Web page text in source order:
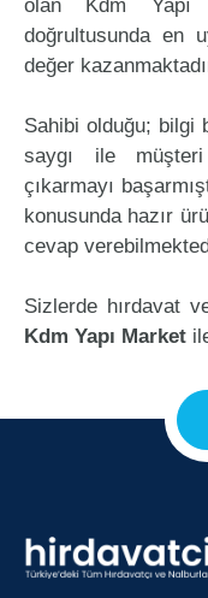
olan Kdm Yapı
doğrultusunda en
değer
Sahibi olduğu; bilgi
saygı ile
çıkarmayı
konusunda hazır
cevap
Sizlerde hırdavat
Kdm Yapı Market